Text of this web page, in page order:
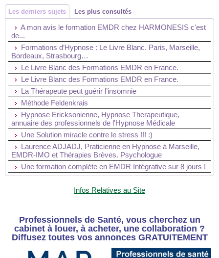
Les derniers sujets Les plus consultés
A mon avis le formation EMDR chez HARMONESIS c'est
de...
Formations d’Hypnose : Le Livre Blanc. Paris, Marseille,
Bordeaux, Strasbourg…
Le Livre Blanc des Formations EMDR en France.
Le Livre Blanc des Formations EMDR en France.
La Thérapeute peut guérir l’insomnie
Méthode Feldenkrais
Hypnose Ericksonienne, Hypnose Therapeutique,
annuaire des professionnels de l'Hypnose Médicale
Une Solution miracle contre le stress !!! :)
Laurence ADJADJ, Praticienne en Hypnose à Marseille,
EMDR-IMO et Thérapies Brèves. Psychologue
Une formation complète en EMDR Intégrative sur 8 jours !
Infos Relatives au Site
Professionnels de Santé, vous cherchez un
cabinet à louer, à acheter, une collaboration ?
Diffusez toutes vos annonces GRATUITEMENT